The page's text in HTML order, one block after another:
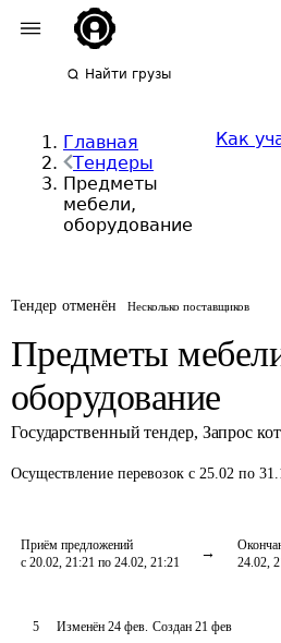
Найти грузы
Главная
Тендеры
Предметы
мебели,
оборудование
Как
Тендер отменён Несколько поставщиков
Предметы
оборудование
Государственный тендер, Запрос
Осуществление перевозок с 25.02 по
Приём предложений
с 20.02, 21:21 по 24.02, 21:21
24.02,
5 Изменён 24 фев. Создан 21 фев